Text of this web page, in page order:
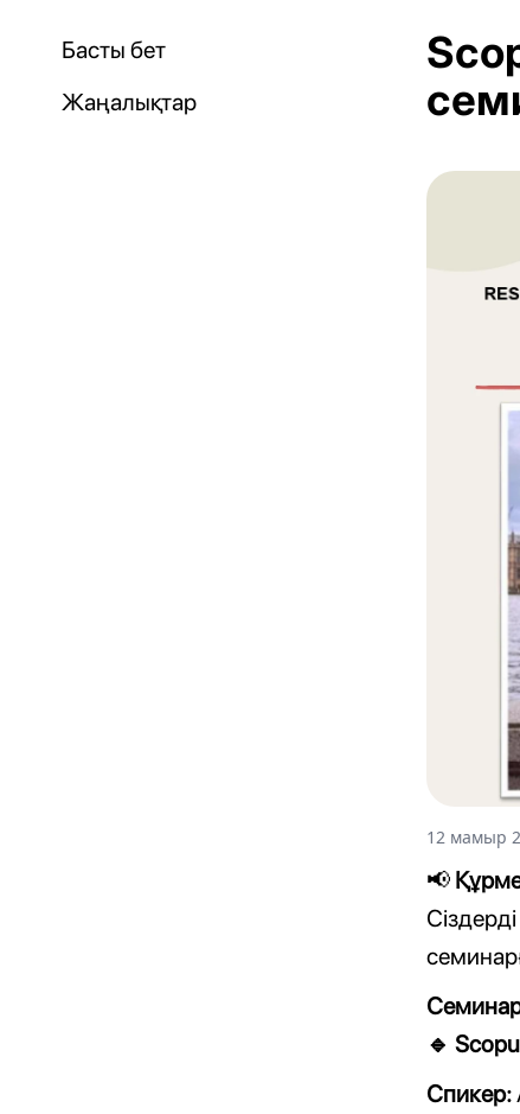
Басты бет
Жаңалықтар
12 мамыр
📢
🔹
Спикер: